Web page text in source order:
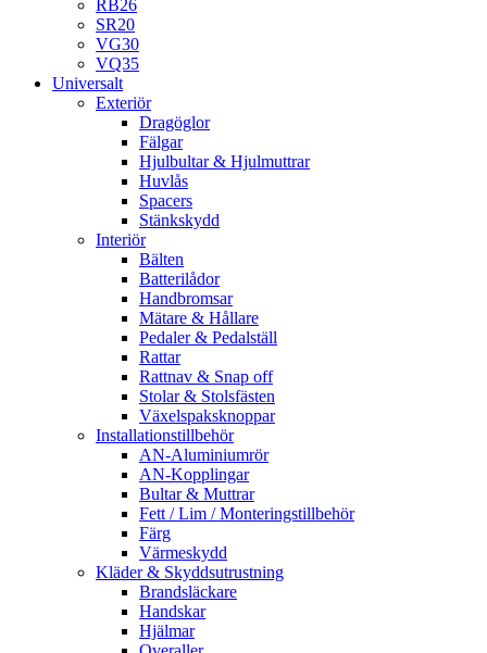
RB26
SR20
VG30
VQ35
Universalt
Exteriör
Dragöglor
Fälgar
Hjulbultar & Hjulmuttrar
Huvlås
Spacers
Stänkskydd
Interiör
Bälten
Batterilådor
Handbromsar
Mätare & Hållare
Pedaler & Pedalställ
Rattar
Rattnav & Snap off
Stolar & Stolsfästen
Växelspaksknoppar
Installationstillbehör
AN-Aluminiumrör
AN-Kopplingar
Bultar & Muttrar
Fett / Lim / Monteringstillbehör
Färg
Värmeskydd
Kläder & Skyddsutrustning
Brandsläckare
Handskar
Hjälmar